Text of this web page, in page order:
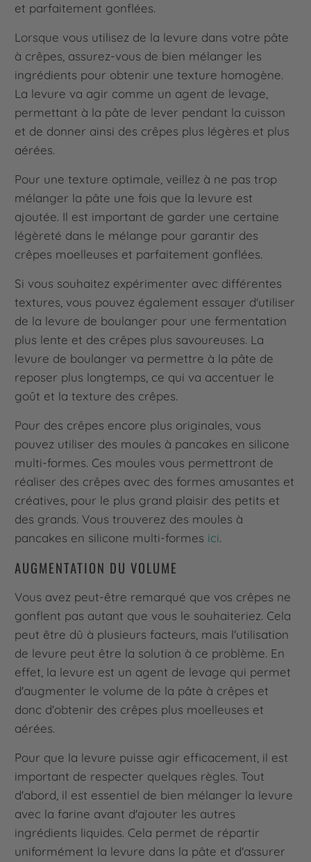
et parfaitement gonflées.
Lorsque vous utilisez de la levure dans votre pâte
à crêpes, assurez-vous de bien mélanger les
ingrédients pour obtenir une texture homogène.
La levure va agir comme un agent de levage,
permettant à la pâte de lever pendant la cuisson
et de donner ainsi des crêpes plus légères et plus
aérées.
Pour une texture optimale, veillez à ne pas trop
mélanger la pâte une fois que la levure est
ajoutée. Il est important de garder une certaine
légèreté dans le mélange pour garantir des
crêpes moelleuses et parfaitement gonflées.
Si vous souhaitez expérimenter avec différentes
textures, vous pouvez également essayer d'utiliser
de la levure de boulanger pour une fermentation
plus lente et des crêpes plus savoureuses. La
levure de boulanger va permettre à la pâte de
reposer plus longtemps, ce qui va accentuer le
goût et la texture des crêpes.
Pour des crêpes encore plus originales, vous
pouvez utiliser des moules à pancakes en silicone
multi-formes. Ces moules vous permettront de
réaliser des crêpes avec des formes amusantes et
créatives, pour le plus grand plaisir des petits et
des grands. Vous trouverez des moules à
pancakes en silicone multi-formes ici.
AUGMENTATION DU VOLUME
Vous avez peut-être remarqué que vos crêpes ne
gonflent pas autant que vous le souhaiteriez. Cela
peut être dû à plusieurs facteurs, mais l'utilisation
de levure peut être la solution à ce problème. En
effet, la levure est un agent de levage qui permet
d'augmenter le volume de la pâte à crêpes et
donc d'obtenir des crêpes plus moelleuses et
aérées.
Pour que la levure puisse agir efficacement, il est
important de respecter quelques règles. Tout
d'abord, il est essentiel de bien mélanger la levure
avec la farine avant d'ajouter les autres
ingrédients liquides. Cela permet de répartir
uniformément la levure dans la pâte et d'assurer